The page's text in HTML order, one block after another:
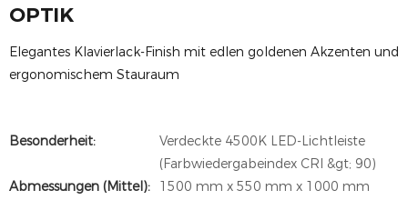
OPTIK
Elegantes Klavierlack-Finish mit edlen goldenen Akzenten und
ergonomischem Stauraum
Besonderheit:
Verdeckte 4500K LED-Lichtleiste
(Farbwiedergabeindex CRI &gt; 90)
Abmessungen (mittel):
1500 mm x 550 mm x 1000 mm